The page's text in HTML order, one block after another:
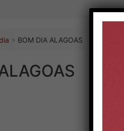
BOM DIA ALAGOAS